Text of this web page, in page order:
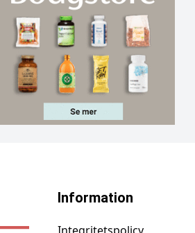
Information